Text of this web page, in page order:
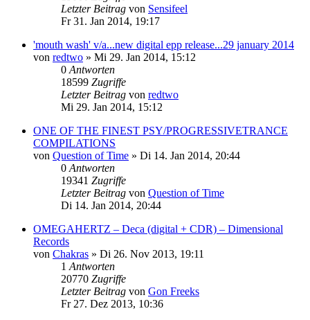
Letzter Beitrag von Sensifeel
Fr 31. Jan 2014, 19:17
'mouth wash' v/a...new digital epp release...29 january 2014
von redtwo » Mi 29. Jan 2014, 15:12
0 Antworten
18599 Zugriffe
Letzter Beitrag von redtwo
Mi 29. Jan 2014, 15:12
ONE OF THE FINEST PSY/PROGRESSIVETRANCE
COMPILATIONS
von Question of Time » Di 14. Jan 2014, 20:44
0 Antworten
19341 Zugriffe
Letzter Beitrag von Question of Time
Di 14. Jan 2014, 20:44
OMEGAHERTZ – Deca (digital + CDR) – Dimensional
Records
von Chakras » Di 26. Nov 2013, 19:11
1 Antworten
20770 Zugriffe
Letzter Beitrag von Gon Freeks
Fr 27. Dez 2013, 10:36